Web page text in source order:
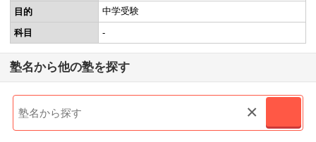
目的 中学受験
科目 -
塾名から他の塾を探す
×